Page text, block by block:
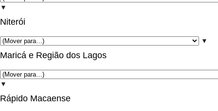
▼
Niterói
▼
Maricá e Região dos Lagos
▼
Rápido Macaense